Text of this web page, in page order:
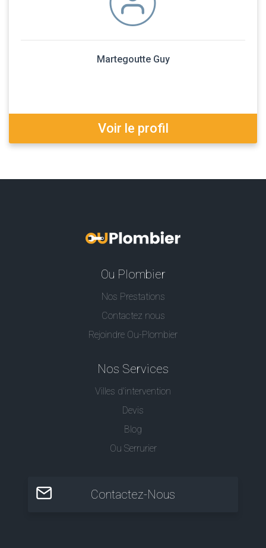
Martegoutte Guy
Voir le profil
Ou Plombier
Nos Prestations
Contactez nous
Rejoindre Ou-Plombier
Nos Services
Villes d'intervention
Devis
Blog
Ou Serrurier
Contactez-Nous